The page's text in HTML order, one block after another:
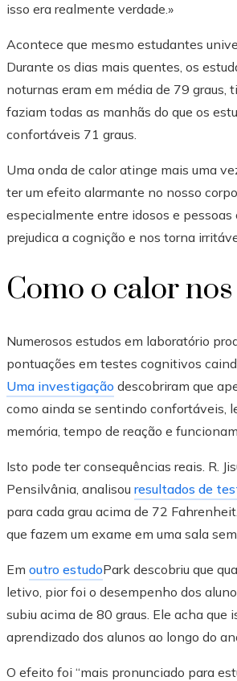
isso era realmente verdade.»
Acontece que mesmo estudantes
Durante os dias mais quentes, os
noturnas eram em média de 79
faziam todas as manhãs do que os
confortáveis ​​71 graus.
Uma onda de calor atinge mais uma
ter um efeito alarmante no nosso
especialmente entre idosos e
prejudica a cognição e nos torna
Como o calor
Numerosos estudos em laboratório
pontuações em testes cognitivos
Uma investigação descobriram que
como ainda se sentindo confortáveis,
memória, tempo de reação e
Isto pode ter consequências reais. R.
Pensilvânia, analisou resultados de
para cada grau acima de 72
que fazem um exame em uma sala
Em outro estudoPark descobriu que
letivo, pior foi o desempenho dos
subiu acima de 80 graus. Ele acha
aprendizado dos alunos ao longo do
O efeito foi “mais pronunciado para